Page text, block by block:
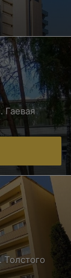
Гаевая
Толстого